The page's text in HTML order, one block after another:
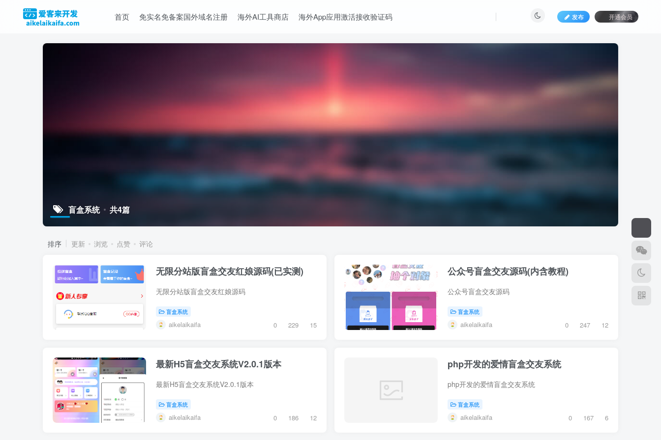
首页 免实名免备案国外域名注册 海外AI工具商店 海外App应用激活接收验证码 发布 开通会员
盲盒系统 共4篇
排序 更新 浏览 点赞 评论
无限分站版盲盒交友红娘源码(已实测)
无限分站版盲盒交友红娘源码
盲盒系统
aikelaikaifa 0 229 15
公众号盲盒交友源码(内含教程)
公众号盲盒交友源码
盲盒系统
aikelaikaifa 0 247 12
最新H5盲盒交友系统V2.0.1版本
最新H5盲盒交友系统V2.0.1版本
盲盒系统
aikelaikaifa 0 186 12
php开发的爱情盲盒交友系统
php开发的爱情盲盒交友系统
盲盒系统
aikelaikaifa 0 167 6